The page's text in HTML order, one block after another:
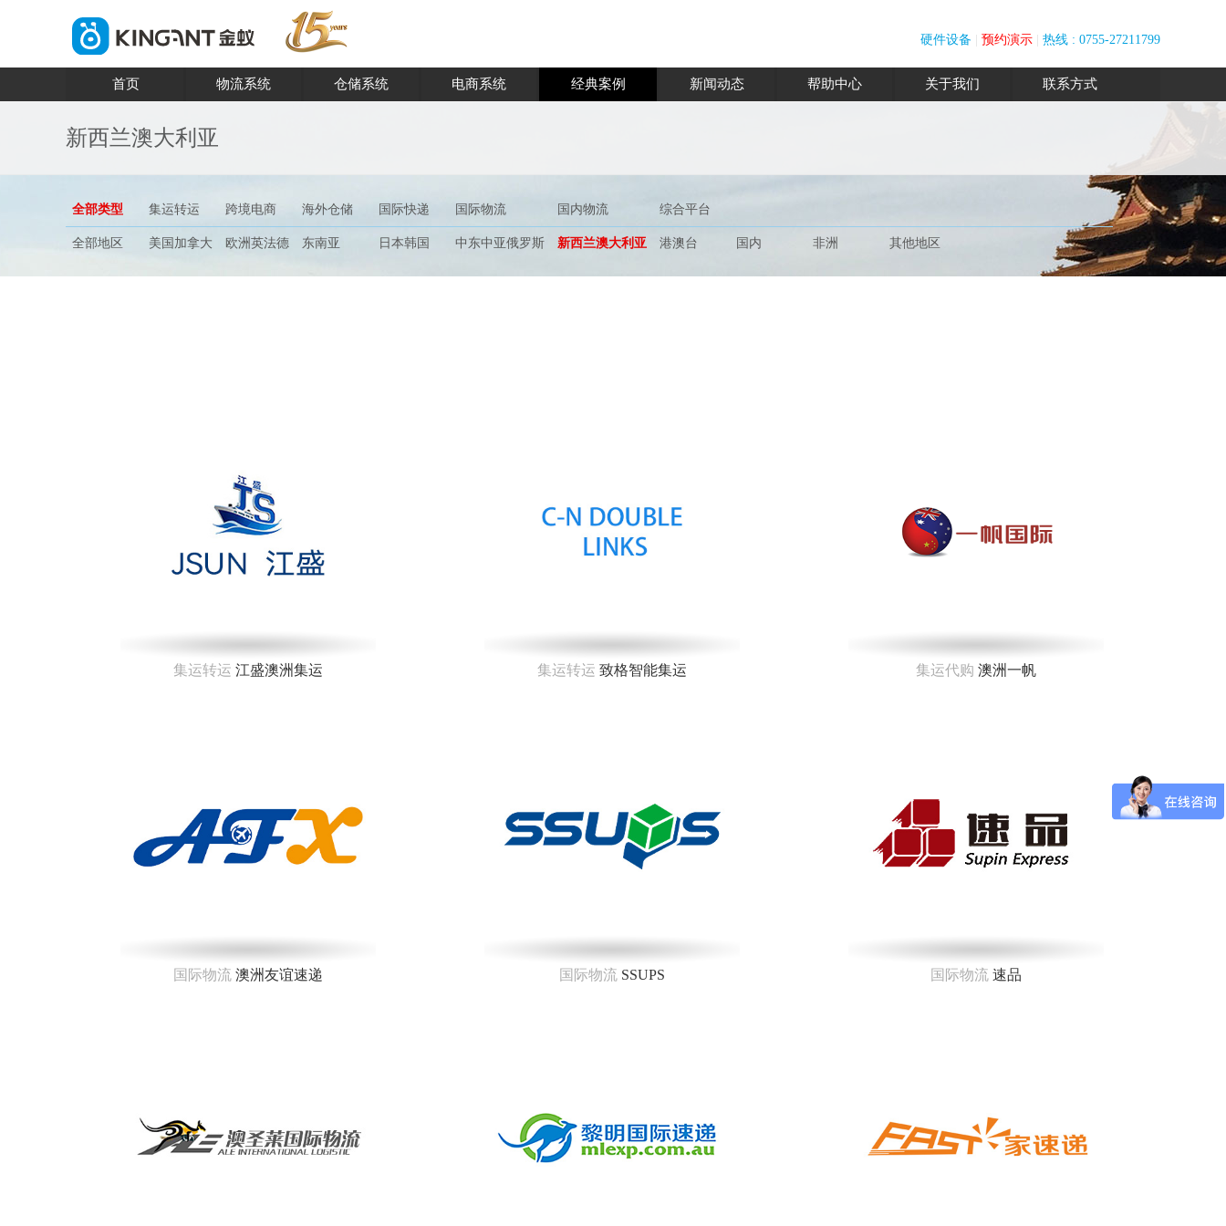
硬件设备 预约演示 热线 : 0755-27211799
首页 物流系统 仓储系统 电商系统 经典案例 新闻动态 帮助中心 关于我们 联系方式
新西兰澳大利亚
全部类型 集运转运 跨境电商 海外仓储 国际快递 国际物流 国内物流 综合平台
全部地区 美国加拿大 欧洲英法德 东南亚 日本韩国 中东中亚俄罗斯 新西兰澳大利亚 港澳台 国内 非洲 其他地区
集运转运 江盛澳洲集运 集运转运 致格智能集运 集运代购 澳洲一帆
国际物流澳洲友谊速递 国际物流SSUPS 国际物流速品